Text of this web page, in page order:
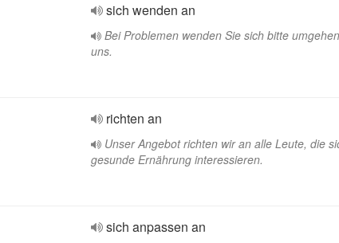
sich wenden an
Bei Problemen wenden Sie sich bitte
uns.
richten an
Unser Angebot richten wir an alle Leute, die
gesunde Ernährung interessieren.
sich anpassen an